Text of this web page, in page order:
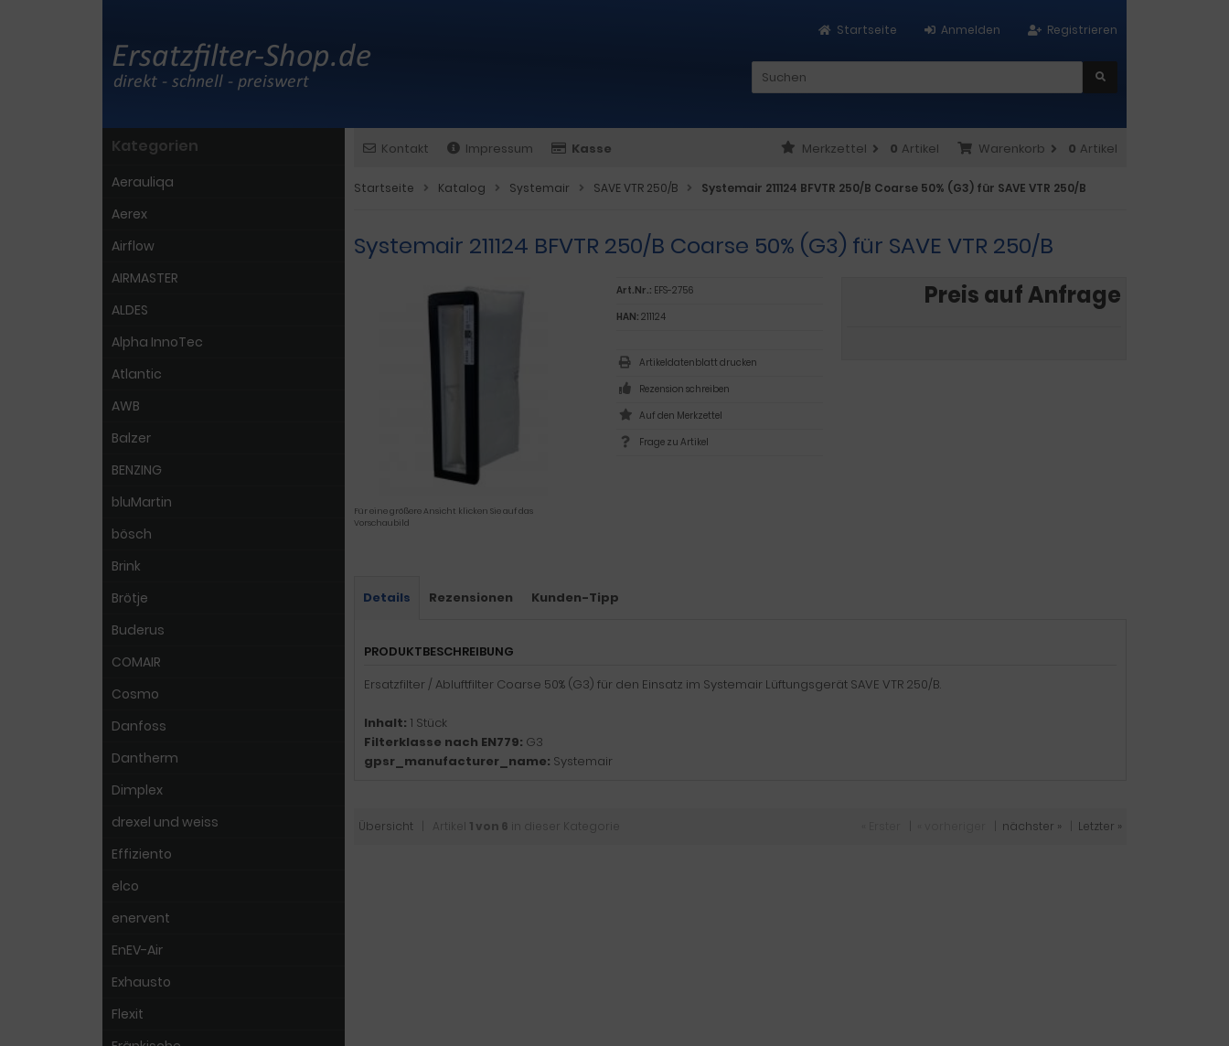
Registrieren
Anmelden
Startseite
Kontakt Impressum Kasse Warenkorb 0 Artikel
Merkzettel 0 Artikel
Startseite Katalog Systemair SAVE VTR 250/B Systemair 211124 BFVTR 250/B Coarse 50% (G3) für SAVE VTR 250/B
Systemair 211124 BFVTR 250/B Coarse 50% (G3) für SAVE VTR 250/B
Für eine größere Ansicht klicken Sie auf das
Vorschaubild
Preis auf Anfrage
Art.Nr.: EFS-2756
HAN: 211124
Artikeldatenblatt drucken
Rezension schreiben
Frage zu Artikel
Details Rezensionen Kunden-Tipp
PRODUKTBESCHREIBUNG
Ersatzfilter / Abluftfilter Coarse 50% (G3) für den Einsatz im Systemair Lüftungsgerät SAVE VTR 250/B.
Inhalt: 1 Stück
Filterklasse nach EN779: G3
gpsr_manufacturer_name: Systemair
Übersicht | Artikel 1 von 6 in dieser Kategorie nächster » Letzter »
Kategorien
Aerauliqa
Aerex
Airflow
AIRMASTER
ALDES
Alpha InnoTec
Atlantic
AWB
Balzer
BENZING
bluMartin
bösch
Brink
Brötje
Buderus
COMAIR
Cosmo
Danfoss
Dantherm
Dimplex
drexel und weiss
Effiziento
elco
enervent
EnEV-Air
Exhausto
Flexit